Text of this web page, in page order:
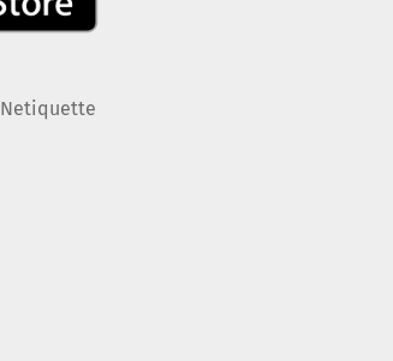
Netiquette